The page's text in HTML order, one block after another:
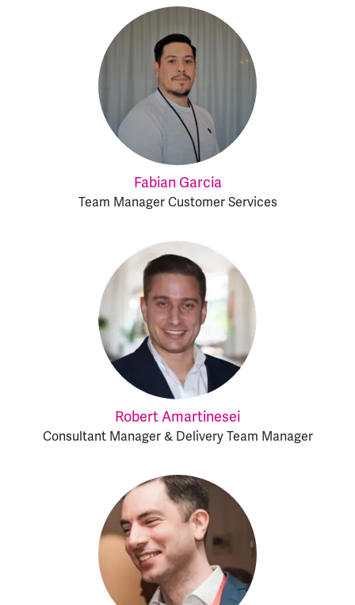
Fabian Garcia
Team Manager Customer Services
Robert Amartinesei
Consultant Manager & Delivery Team Manager